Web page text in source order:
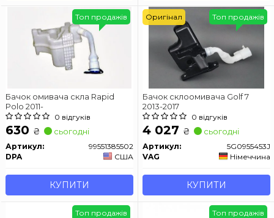
Бачок омивача скла Rapid
Polo 2011-
0 відгуків
630 ₴ сьогодні
Артикул:
99551385502
DPA
США
КУПИТИ
Топ продажів
Бачок склоомивача Golf 7
2013-2017
0 відгуків
4 027 ₴ сьогодні
Артикул:
5G0955453J
VAG
Німеччина
КУПИТИ
Топ продажів
Оригінал
Топ продажів Топ продажів